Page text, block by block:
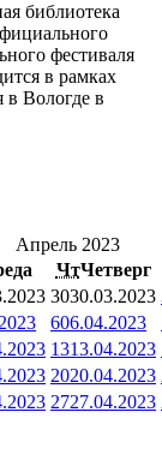
библиотека
фестиваля
в рамках
в Вологде в
Апрель 2023
ЧтЧетверг
3030.03.2023
606.04.2023
1313.04.2023
2020.04.2023
2727.04.2023